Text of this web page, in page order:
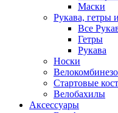
Маски
Рукава, гетры
Все
Гетры
Рукава
Носки
Стартовые
Велобахилы
Аксессуары